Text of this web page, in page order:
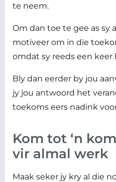
te neem.
Om dan toe te gee as sy
motiveer om in die
omdat sy reeds een keer
Bly dan eerder by jou
jy jou antwoord het
toekoms eers nadink
Kom tot ‘n
vir almal werk
Maak seker jy kry al die